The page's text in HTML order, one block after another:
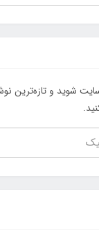
شوید و تازه‌ترین